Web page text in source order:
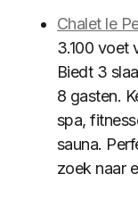
Chalet le
3.100 voet
Biedt 3
8 gasten.
spa,
sauna.
zoek naar